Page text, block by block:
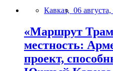
Кавказ, 06
«Маршрут
местность:
проект,